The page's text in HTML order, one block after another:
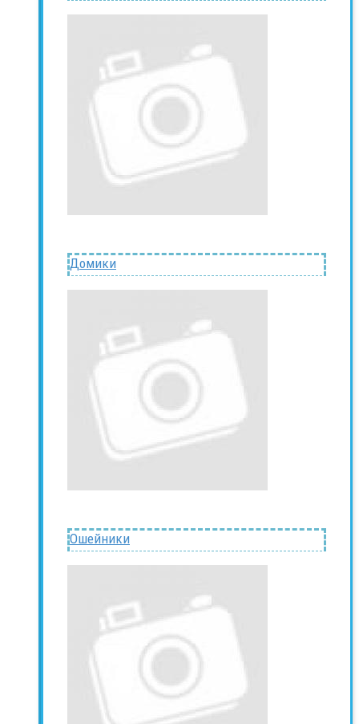
Домики
Ошейники